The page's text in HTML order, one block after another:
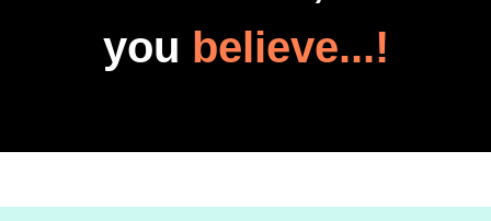
you believe...!